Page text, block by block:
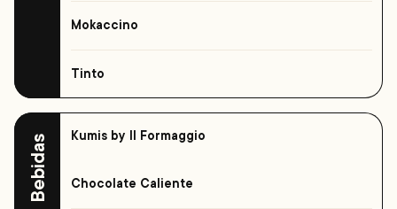
Mokaccino
Tinto
Bebidas Kumis by Il Formaggio
Chocolate Caliente